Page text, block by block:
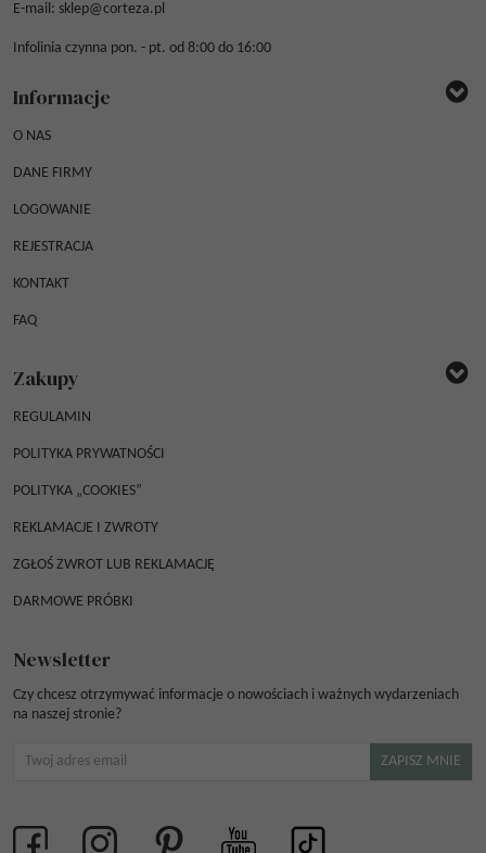
E-mail: sklep@corteza.pl
Infolinia czynna pon. - pt. od 8:00 do 16:00
Informacje
O NAS
DANE FIRMY
LOGOWANIE
REJESTRACJA
KONTAKT
FAQ
Zakupy
REGULAMIN
POLITYKA PRYWATNOŚCI
POLITYKA „COOKIES”
REKLAMACJE I ZWROTY
ZGŁOŚ ZWROT LUB REKLAMACJĘ
DARMOWE PRÓBKI
Newsletter
Czy chcesz otrzymywać informacje o nowościach i ważnych wydarzeniach
na naszej stronie?